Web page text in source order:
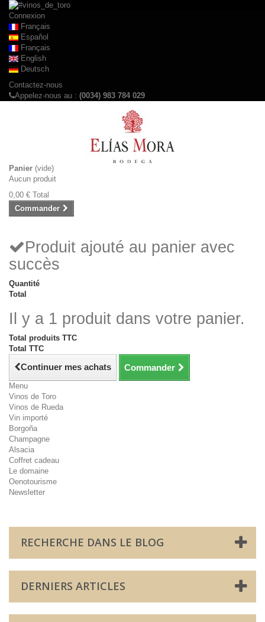
Connexion
Français
Español
Français
English
Deutsch
Contactez-nous
Appelez-nous au : (0034) 983 784 029
Panier (vide)
Aucun produit
0,00 € Total
Commander
Produit ajouté au panier avec
succès
Quantité
Total
Il y a 1 produit dans votre panier.
Total produits TTC
Total TTC
Continuer mes achats Commander
Menu
Vinos de Toro
Vinos de Rueda
Vin importé
Borgoña
Champagne
Alsacia
Coffret cadeau
Le domaine
Oenotourisme
Newsletter
RECHERCHE DANS LE BLOG
DERNIERS ARTICLES